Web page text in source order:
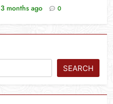
3 months ago 0
SEARCH